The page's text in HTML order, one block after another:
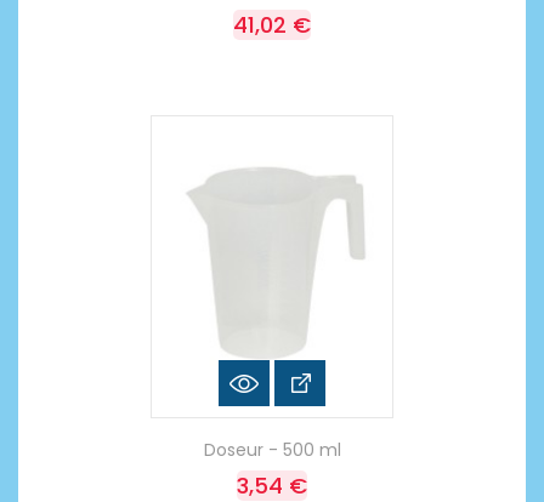
41,02 €
Doseur - 500 ml
3,54 €